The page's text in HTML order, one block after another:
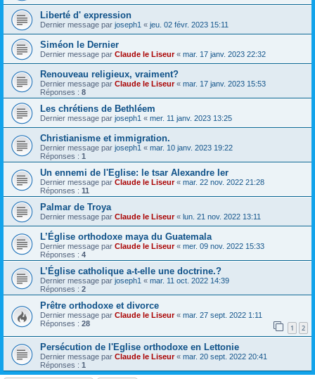
Liberté d' expression
Dernier message par joseph1 « jeu. 02 févr. 2023 15:11
Siméon le Dernier
Dernier message par Claude le Liseur« mar. 17 janv. 2023 22:32
Renouveau religieux, vraiment?
Dernier message par Claude le Liseur« mar. 17 janv. 2023 15:53
Réponses : 8
Les chrétiens de Bethléem
Dernier message par joseph1 « mer. 11 janv. 2023 13:25
Christianisme et immigration.
Dernier message par joseph1 « mar. 10 janv. 2023 19:22
Réponses : 1
Un ennemi de l'Eglise: le tsar Alexandre Ier
Dernier message par Claude le Liseur« mar. 22 nov. 2022 21:28
Réponses : 11
Palmar de Troya
Dernier message par Claude le Liseur« lun. 21 nov. 2022 13:11
L’Église orthodoxe maya du Guatemala
Dernier message par Claude le Liseur« mer. 09 nov. 2022 15:33
Réponses : 4
L’Église catholique a-t-elle une doctrine.?
Dernier message par joseph1 « mar. 11 oct. 2022 14:39
Réponses : 2
Prêtre orthodoxe et divorce
Dernier message par Claude le Liseur« mar. 27 sept. 2022 1:11
Réponses : 28 1 2
Persécution de l'Eglise orthodoxe en Lettonie
Dernier message par Claude le Liseur« mar. 20 sept. 2022 20:41
Réponses : 1